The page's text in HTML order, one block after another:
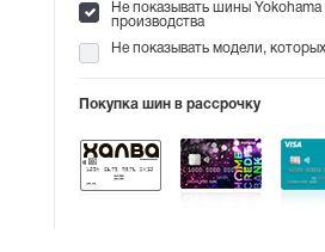
Не показывать шины Yokohama
производства
Не показывать модели,
Покупка шин в рассрочку